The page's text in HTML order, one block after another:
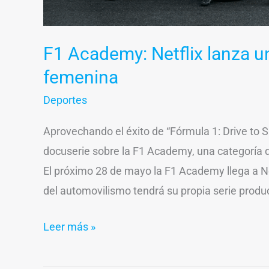
F1 Academy: Netflix lanza
femenina
Deportes
Aprovechando el éxito de “Fórmula 1: Drive to
docuserie sobre la F1 Academy, una
El próximo 28 de mayo la F1 Academy llega a
del automovilismo tendrá su propia serie
Leer más »